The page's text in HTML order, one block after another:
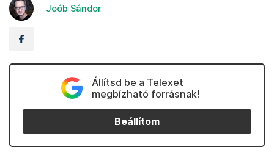
Joób Sándor
Állítsd be a Telexet
megbízható forrásnak!
Beállítom